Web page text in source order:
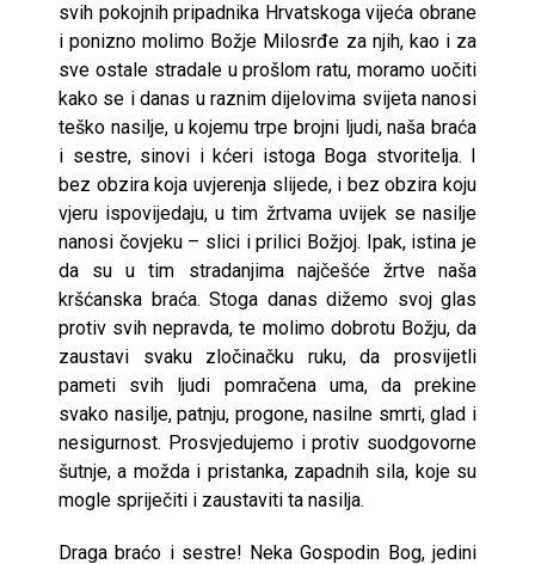
svih pokojnih pripadnika Hrvatskoga vijeća obrane
i ponizno molimo Božje Milosrđe za njih, kao i za
sve ostale stradale u prošlom ratu, moramo uočiti
kako se i danas u raznim dijelovima svijeta nanosi
teško nasilje, u kojemu trpe brojni ljudi, naša braća
i sestre, sinovi i kćeri istoga Boga stvoritelja. I
bez obzira koja uvjerenja slijede, i bez obzira koju
vjeru ispovijedaju, u tim žrtvama uvijek se nasilje
nanosi čovjeku – slici i prilici Božjoj. Ipak, istina je
da su u tim stradanjima najčešće žrtve naša
kršćanska braća. Stoga danas dižemo svoj glas
protiv svih nepravda, te molimo dobrotu Božju, da
zaustavi svaku zločinačku ruku, da prosvijetli
pameti svih ljudi pomračena uma, da prekine
svako nasilje, patnju, progone, nasilne smrti, glad i
nesigurnost. Prosvjedujemo i protiv suodgovorne
šutnje, a možda i pristanka, zapadnih sila, koje su
mogle spriječiti i zaustaviti ta nasilja.
Draga braćo i sestre! Neka Gospodin Bog, jedini